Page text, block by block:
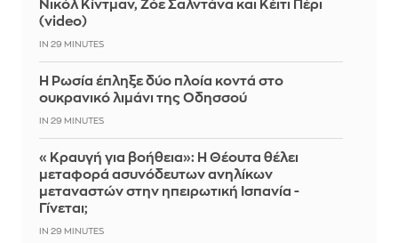
Νικόλ Κίντμαν, Ζόε Σαλντάνα και Κέιτι Πέρι
(video)
IN 29 MINUTES
Η Ρωσία έπληξε δύο πλοία κοντά στο
ουκρανικό λιμάνι της Οδησσού
IN 29 MINUTES
«Κραυγή για βοήθεια»: Η Θέουτα θέλει
μεταφορά ασυνόδευτων ανηλίκων
μεταναστών στην ηπειρωτική Ισπανία -
Γίνεται;
IN 29 MINUTES